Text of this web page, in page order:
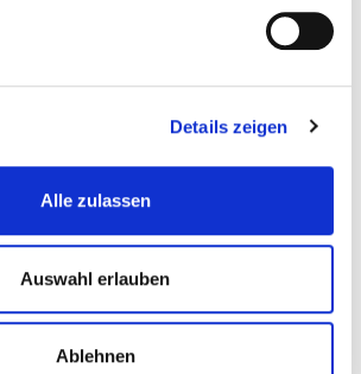
Details zeigen
Alle zulassen
Auswahl erlauben
Ablehnen
des Hamburger Senats, den
Coronavirus in Hamburg zu
grundsätzlich alle öffentlichen und
Teilnehmerzahl untersagt. Unter
Ausstellungen, Theater, Museen,
Musikschulen und Einrichtungen